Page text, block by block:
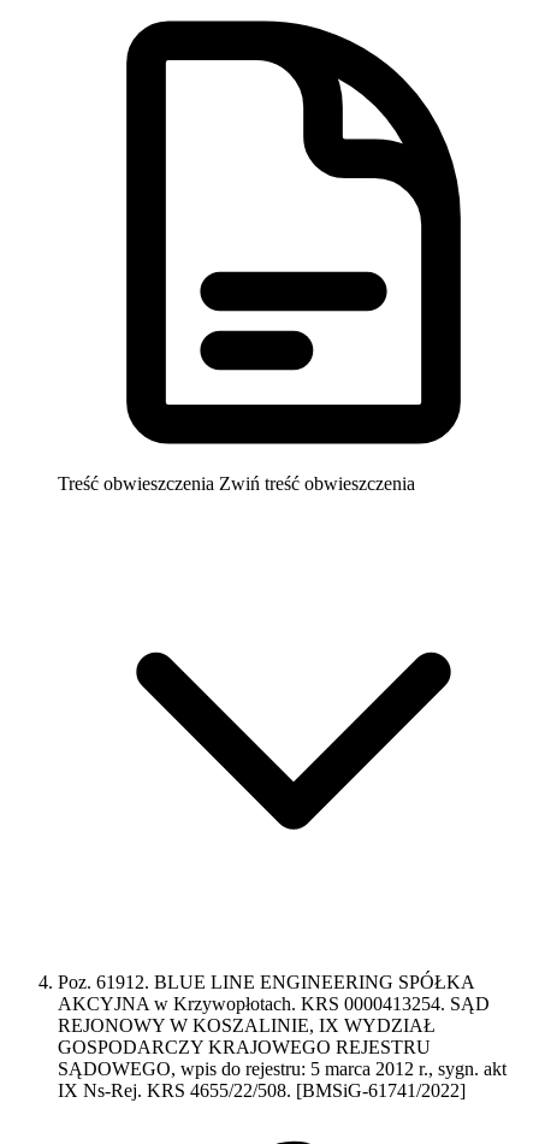
Treść obwieszczenia Zwiń treść obwieszczenia
Poz. 61912. BLUE LINE ENGINEERING SPÓŁKA
AKCYJNA w Krzywopłotach. KRS 0000413254. SĄD
REJONOWY W KOSZALINIE, IX WYDZIAŁ
GOSPODARCZY KRAJOWEGO REJESTRU
SĄDOWEGO, wpis do rejestru: 5 marca 2012 r., sygn. akt
IX Ns-Rej. KRS 4655/22/508. [BMSiG-61741/2022]